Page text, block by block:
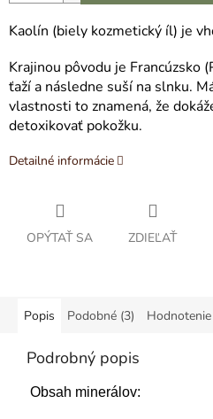
Kaolín (biely kozmetický íl) je
Krajinou pôvodu je Francúzsko
ťaží a následne suší na slnku.
vlastnosti to znamená, že
detoxikovať pokožku.
Detailné informácie
OPÝTAŤ SA ZDIEĽAŤ
Popis Podobné (3) Hodnotenie
Podrobný popis
Obsah minerálov: